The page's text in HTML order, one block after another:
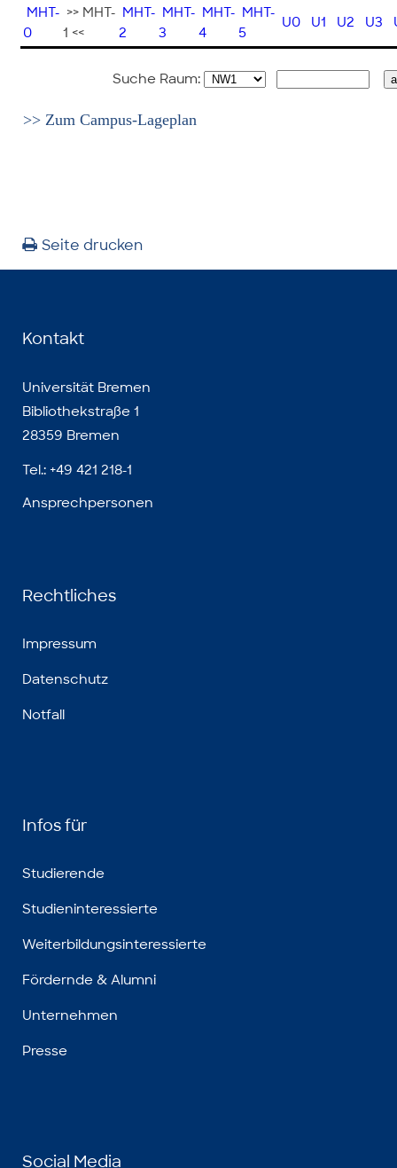
MHT-
0
>> MHT-
1 <<
MHT-
2
MHT-
3
MHT-
4
MHT-
5
U0 U1 U2 U3
Suche Raum:
>> Zum Campus-Lageplan
Seite drucken
Kontakt
Universität Bremen
Bibliothekstraße 1
28359 Bremen
Tel.: +49 421 218-1
Ansprechpersonen
Rechtliches
Impressum
Datenschutz
Notfall
Infos für
Studierende
Studieninteressierte
Weiterbildungsinteressierte
Fördernde & Alumni
Unternehmen
Presse
Social Media